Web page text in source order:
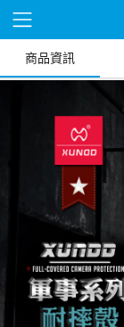
商品資訊